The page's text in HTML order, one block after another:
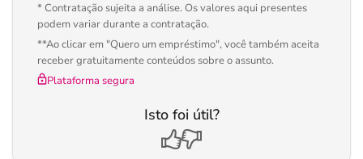
* Contratação sujeita a análise. Os valores aqui presentes
podem variar durante a contratação.
**Ao clicar em "Quero um empréstimo", você também aceita
receber gratuitamente conteúdos sobre o assunto.
Plataforma segura
Isto foi útil?